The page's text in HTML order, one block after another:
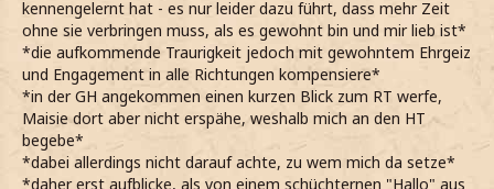
kennengelernt hat - es nur leider dazu führt, dass mehr Zeit
ohne sie verbringen muss, als es gewohnt bin und mir lieb ist*
*die aufkommende Traurigkeit jedoch mit gewohntem Ehrgeiz
und Engagement in alle Richtungen kompensiere*
*in der GH angekommen einen kurzen Blick zum RT werfe,
Maisie dort aber nicht erspähe, weshalb mich an den HT
begebe*
*dabei allerdings nicht darauf achte, zu wem mich da setze*
*daher erst aufblicke, als von einem schüchternen "Hallo" aus